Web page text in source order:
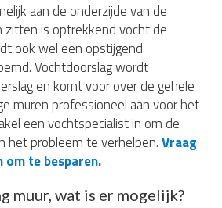
aan de onderzijde van de
zitten is optrekkend vocht de
ook wel een opstijgend
Vochtdoorslag wordt
en komt voor over de gehele
muren professioneel aan voor het
een vochtspecialist in om de
het probleem te verhelpen.Vraag
te besparen.
muur, wat is er mogelijk?